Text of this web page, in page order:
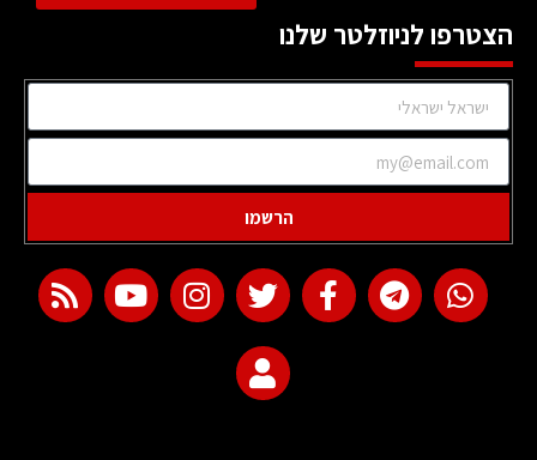
הצטרפו לניוזלטר שלנו
הרשמו